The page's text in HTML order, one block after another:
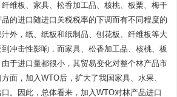
维板、家具、松香加工品、核桃、板栗、梅干
的进口随进口关税税率的下调而有不同程度的
外，纸、纸板和纸制品、刨花板、纤维板等大
冲击性影响，而家具、松香加工品、核桃、板
于进口量都很小，其贸易变化对整个林产品市
面，加入WTO后，扩大了我国家具、水果、
。因此，总体看来，加入WTO对林产品进口